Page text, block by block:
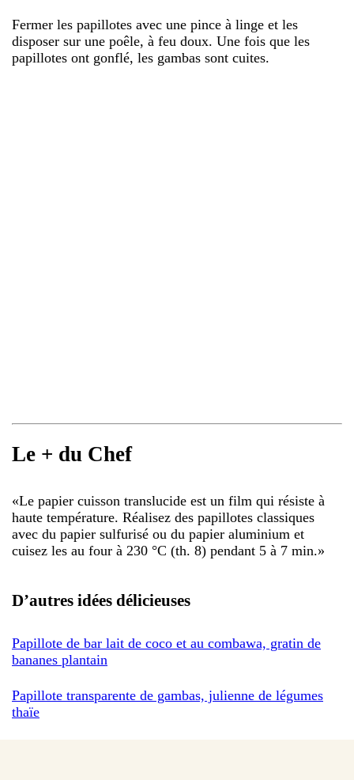
Fermer les papillotes avec une pince à linge et les
disposer sur une poêle, à feu doux. Une fois que les
papillotes ont gonflé, les gambas sont cuites.
Le + du Chef
«Le papier cuisson translucide est un film qui résiste à
haute température. Réalisez des papillotes classiques
avec du papier sulfurisé ou du papier aluminium et
cuisez les au four à 230 °C (th. 8) pendant 5 à 7 min.»
D’autres idées délicieuses
Papillote de bar lait de coco et au combawa, gratin de
bananes plantain
Papillote transparente de gambas, julienne de légumes
thaïe